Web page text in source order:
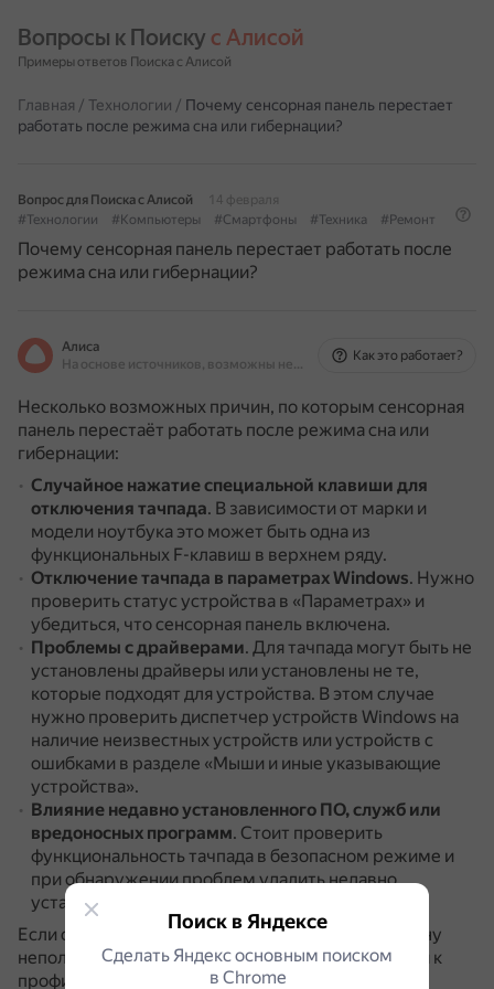
Вопросы к Поиску с Алисой
Примеры ответов Поиска с Алисой
Главная / Технологии / Почему сенсорная панель перестает
работать после режима сна или гибернации?
Вопрос для Поиска с Алисой
14 февраля
#Технологии
#Компьютеры #Смартфоны #Техника #Ремонт
Почему сенсорная панель перестает работать после
режима сна или гибернации?
Алиса
На основе источников, возможны неточности
Как это работает?
Несколько возможных причин, по которым сенсорная
панель перестаёт работать после режима сна или
гибернации:
Случайное нажатие специальной клавиши для
отключения тачпада. В зависимости от марки и
модели ноутбука это может быть одна из
функциональных F-клавиш в верхнем ряду.
Отключение тачпада в параметрах Windows. Нужно
проверить статус устройства в «Параметрах» и
убедиться, что сенсорная панель включена.
Проблемы с драйверами. Для тачпада могут быть не
установлены драйверы или установлены не те,
которые подходят для устройства. В этом случае
нужно проверить диспетчер устройств Windows на
наличие неизвестных устройств или устройств с
ошибками в разделе «Мыши и иные указывающие
устройства».
Влияние недавно установленного ПО, служб или
вредоносных программ. Стоит проверить
функциональность тачпада в безопасном режиме и
при обнаружении проблем удалить недавно
установленное ПО.
Если самостоятельно выявить и устранить причину
неполадки не удаётся, рекомендуется обратиться к
профильному специалисту.
Поиск в Яндексе
Сделать Яндекс основным поиском
в Сhrome